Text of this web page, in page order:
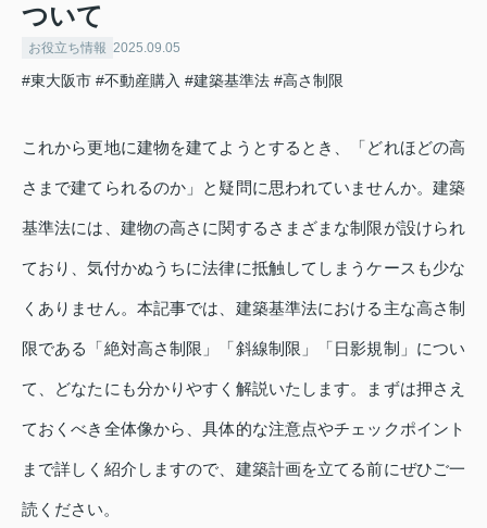
ついて
お役立ち情報 2025.09.05
#東大阪市 #不動産購入 #建築基準法 #高さ制限
これから更地に建物を建てようとするとき、「どれほどの高
さまで建てられるのか」と疑問に思われていませんか。建築
基準法には、建物の高さに関するさまざまな制限が設けられ
ており、気付かぬうちに法律に抵触してしまうケースも少な
くありません。本記事では、建築基準法における主な高さ制
限である「絶対高さ制限」「斜線制限」「日影規制」につい
て、どなたにも分かりやすく解説いたします。まずは押さえ
ておくべき全体像から、具体的な注意点やチェックポイント
まで詳しく紹介しますので、建築計画を立てる前にぜひご一
読ください。